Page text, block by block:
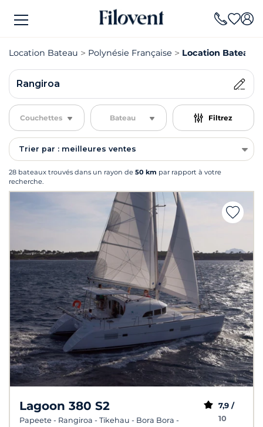
Location Bateau Polynésie Française Location Bateau
Rangiroa
Couchettes Bateau Filtrez
Trier par : meilleures ventes
28 bateaux trouvés dans un rayon de 50 km par rapport à votre
recherche.
Lagoon 380 S2
Papeete - Rangiroa - Tikehau - Bora Bora -
7,9 /
10